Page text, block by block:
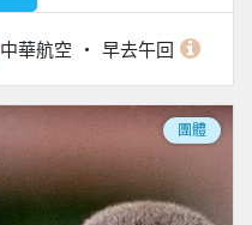
中華航空 早去午回
團體